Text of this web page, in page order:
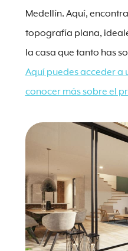
Medellín. Aquí,
topografía plana,
la casa que tanto has
Aquí puedes acceder a
conocer más sobre el